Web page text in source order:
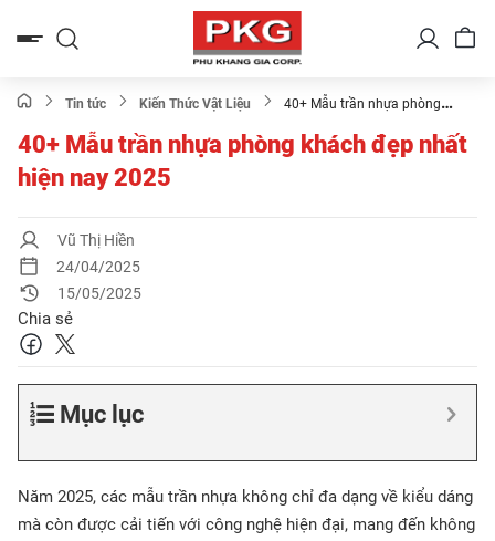
qua
Tin tức Kiến Thức Vật Liệu
40+ Mẫu trần nhựa phòng
khách đẹp nhất hiện nay 2025
40+ Mẫu trần nhựa phòng khách đẹp nhất
hiện nay 2025
Vũ Thị Hiền
24/04/2025
15/05/2025
Chia sẻ
Mục lục
Năm 2025, các mẫu trần nhựa không chỉ đa dạng về kiểu dáng
mà còn được cải tiến với công nghệ hiện đại, mang đến không